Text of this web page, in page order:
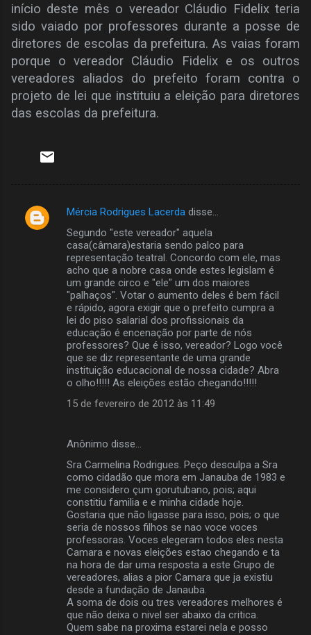
início deste mês o vereador Cláudio Fidelix teria
sido vaiado por professores durante a posse de
diretores de escolas da prefeitura. As vaias foram
porque o vereador Cláudio Fidelix e os outros
vereadores aliados do prefeito foram contra o
projeto de lei que instituiu a eleição para diretores
das escolas da prefeitura.
C
Mércia Rodrigues Lacerda disse…
Segundo "este vereador" aquela
casa(câmara)estaria sendo palco para
representação teatral. Concordo com ele, mas
acho que a nobre casa onde estes legislam é
um grande circo e "ele" um dos maiores
"palhaços". Votar o aumento deles é bem fácil
e rápido, agora exigir que o prefeito cumpra a
lei do piso salarial dos profissionais da
educação é encenação por parte de nós
professores? Que é isso, vereador? Logo você
que se diz representante de uma grande
instituição educacional de nossa cidade? Abra
o olho!!!!! As eleições estão chegando!!!!!
15 de fevereiro de 2012 às 11:49
Anônimo disse…
Sra Carmelina Rodrigues. Peço desculpa a Sra
como cidadão que mora em Janauba de 1983 e
me considero çum gorutubano, pois; aqui
constitiu familia e e minha cidade hoje.
Gostaria que não ligasse para isso, pois; o que
seria de nossos filhos se nao voce voces
professoras. Voces elegeram todos eles nesta
Camara e novas eleições estao chegando e ta
na hora de dar uma resposta a este Grupo de
vereadores, alias a pior Camara que ja existiu
desde a fundação de Janauba.
A soma de dois ou tres vereadores melhores é
que não deixa o nivel ser abaixo da critica.
Quem sabe na proxima estarei nela e posso